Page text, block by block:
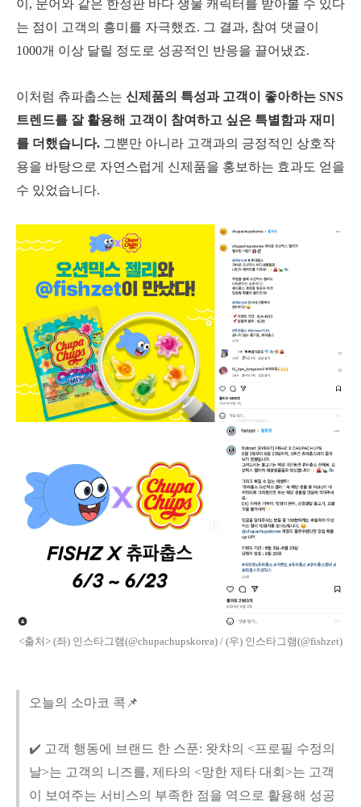
이, 문어와 같은 한정판 바다 생물 캐릭터를 받아볼 수 있다
는 점이 고객의 흥미를 자극했죠. 그 결과, 참여 댓글이
1000개 이상 달릴 정도로 성공적인 반응을 끌어냈죠.
이처럼 츄파춥스는 신제품의 특성과 고객이 좋아하는 SNS
트렌드를 잘 활용해 고객이 참여하고 싶은 특별함과 재미
를 더했습니다. 그뿐만 아니라 고객과의 긍정적인 상호작
용을 바탕으로 자연스럽게 신제품을 홍보하는 효과도 얻을
수 있었습니다.
<출처> (좌) 인스타그램(@chupachupskorea) / (우) 인스타그램(@fishzet)
오늘의 소마코 콕📌
✔️ 고객 행동에 브랜드 한 스푼: 왓챠의 <프로필 수정의
날>는 고객의 니즈를, 제타의 <망한 제타 대회>는 고객
이 보여주는 서비스의 부족한 점을 역으로 활용해 성공